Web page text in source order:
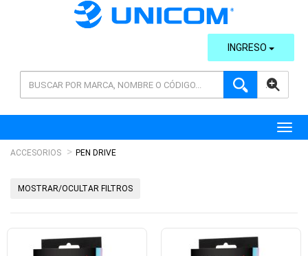
AVANZADA
INGRESO
ACCESORIOS PEN DRIVE
MOSTRAR/OCULTAR FILTROS